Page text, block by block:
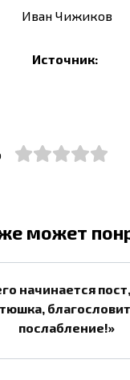
Иван Чижиков
Источник:
может
начинается
послабление!»